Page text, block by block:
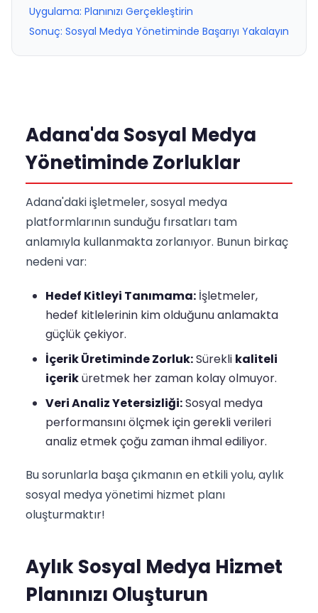
Uygulama: Planınızı Gerçekleştirin
Sonuç: Sosyal Medya Yönetiminde Başarıyı Yakalayın
Adana'da Sosyal Medya
Yönetiminde Zorluklar
Adana'daki işletmeler, sosyal medya
platformlarının sunduğu fırsatları tam
anlamıyla kullanmakta zorlanıyor. Bunun birkaç
nedeni var:
Hedef Kitleyi Tanımama: İşletmeler,
hedef kitlelerinin kim olduğunu anlamakta
güçlük çekiyor.
İçerik Üretiminde Zorluk:Sürekli kaliteli
içeriküretmek her zaman kolay olmuyor.
Veri Analiz Yetersizliği:Sosyal medya
performansını ölçmek için gerekli verileri
analiz etmek çoğu zaman ihmal ediliyor.
Bu sorunlarla başa çıkmanın en etkili yolu, aylık
sosyal medya yönetimi hizmet planı
oluşturmaktır!
Aylık Sosyal Medya Hizmet
Planınızı Oluşturun